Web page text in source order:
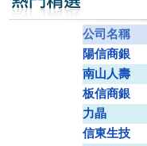
公司名稱
陽信商銀
南山人壽
板信商銀
力晶
信東生技